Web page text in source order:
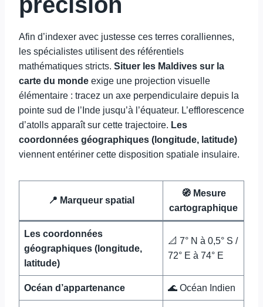
Afin d’indexer avec justesse ces terres coralliennes,
les spécialistes utilisent des référentiels
mathématiques stricts. Situer les Maldives sur la
carte du monde exige une projection visuelle
élémentaire : tracez un axe perpendiculaire depuis la
pointe sud de l’Inde jusqu’à l’équateur. L’efflorescence
d’atolls apparaît sur cette trajectoire. Les
coordonnées géographiques (longitude, latitude)
viennent entériner cette disposition spatiale insulaire.
📍 Marqueur spatial
🧭 Mesure
cartographique
Les coordonnées
géographiques (longitude,
latitude)
📐 7° N à 0,5° S /
72° E à 74° E
Océan d’appartenance 🌊 Océan Indien